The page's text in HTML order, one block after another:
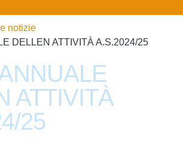
notizie
DELLEN ATTIVITÀ A.S.2024/25
ATTIVITÀ
25